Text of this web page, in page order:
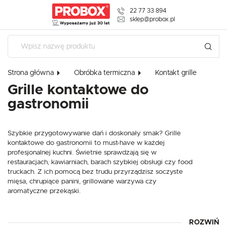
22 77 33 894
sklep@probox.pl
Strona główna Obróbka termiczna Kontakt grille
Grille kontaktowe do
gastronomii
Szybkie przygotowywanie dań i doskonały smak? Grille
kontaktowe do gastronomii to must-have w każdej
profesjonalnej kuchni. Świetnie sprawdzają się w
restauracjach, kawiarniach, barach szybkiej obsługi czy food
truckach. Z ich pomocą bez trudu przyrządzisz soczyste
mięsa, chrupiące panini, grillowane warzywa czy
aromatyczne przekąski.
W naszej ofercie znajdziesz szeroki wybór urządzeń, któreROZWIŃ
USTAWIENIA
cookies lub zaakceptować je wszystkie. W dowolnym
Niezbędne
internetowej i umożliwiają Ci komfortowe korzystanie z oferowanych przez
nas usług.
Pliki cookies odpowiadają na podejmowane przez Ciebie działania w celu
m.in. dostosowania Twoich ustawień preferencji prywatności, logowania czy
wypełniania formularzy. Dzięki plikom cookies strona, z której korzystasz,
może działać bez zakłóceń.
Funkcjonalne i personalizacyjne
USTAWIENIA REGIONALNE
Lokalizacja
Polska
polski
Waluta
ZAPISZ